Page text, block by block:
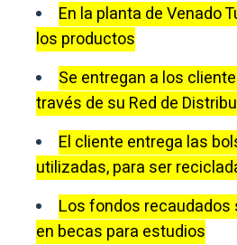
En la planta de Venado
los productos
Se entregan a los
través de su Red de
El cliente entrega las
utilizadas, para ser
Los fondos
en becas para estudios